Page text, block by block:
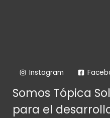
Instagram
Somos Tópica
para el